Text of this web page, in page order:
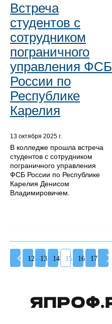
Встреча
студентов с
сотрудником
пограничного
управления ФСБ
России по
Республике
Карелия
13 октября 2025 г.
В колледже прошла встреча
студентов с сотрудником
пограничного управления
ФСБ России по Республике
Карелия Денисом
Владимировичем.
12 13 14 15 16 17